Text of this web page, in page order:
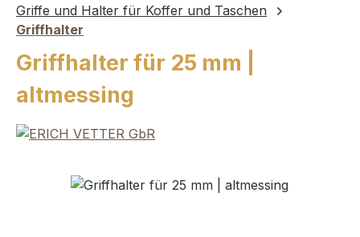
Griffe und Halter für Koffer und Taschen
Griffhalter
Griffhalter für 25 mm |
altmessing
Bildergalerie überspringen